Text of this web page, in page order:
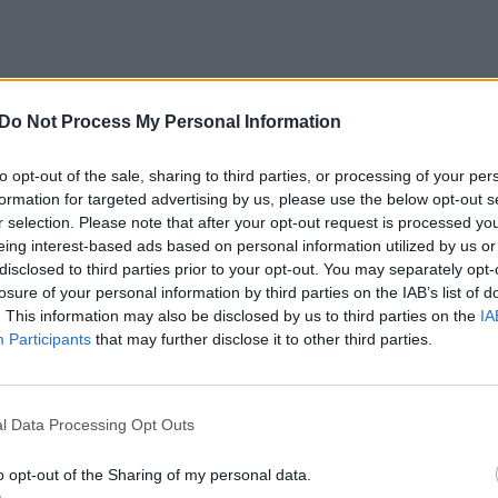
Do Not Process My Personal Information
opt-out of the sale, sharing to third parties, or processing of your
for targeted advertising by us, please use the below opt-out
selection. Please note that after your opt-out request is processed
interest-based ads based on personal information utilized by us
to third parties prior to your opt-out. You may separately
of your personal information by third parties on the IAB’s list of
This information may also be disclosed by us to third parties on the
Participants that may further disclose it to other third parties.
Data Processing Opt Outs
opt-out of the Sharing of my personal data.
į visas „Norfos“ parduotuves
ir parduoti tą pačią dieną. Todėl labai
koks kiekis yra reikalingas
jis gali parduoti per vieną dieną.
per savaitę.